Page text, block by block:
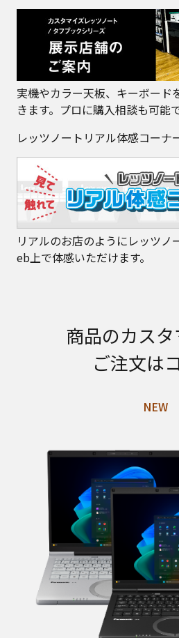
実機やカラー天板、キーボード
きます。プロに購入相談も可能で
レッツノートリアル体感コーナ
リアルのお店のようにレッツノ
eb上で体感いただけます。
商品のカスタ
ご注文は